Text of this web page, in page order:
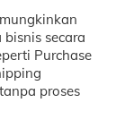
secara
Purchase
proses